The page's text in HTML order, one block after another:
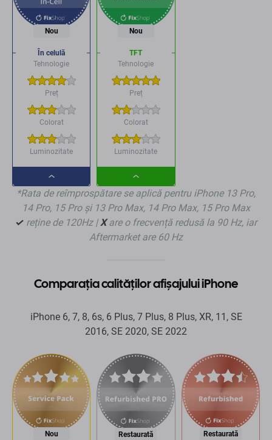
Nou
În celulă
Tehnologie
Preț
Colorat
Luminozitate
Dropdown
button
Nou
TFT
Tehnologie
Preț
Colorat
Luminozitate
Dropdown
button
*Rata de reîmprospătare se aplică pentru iPhone 13 Pro,
14 Pro, 15 Pro și 13 Pro Max, 14 Pro Max, 15 Pro Max
✓ reține de 120Hz | X are o frecvență redusă la 90 Hz, iar
Aftermarket are 60 Hz
Comparația calităților afișajului iPhone
iPhone 6, 7, 8, 6s, 6 Plus, 7 Plus, 8 Plus, XR, 11, SE
2016, SE 2020, SE 2022
Nou Restaurată Restaurată